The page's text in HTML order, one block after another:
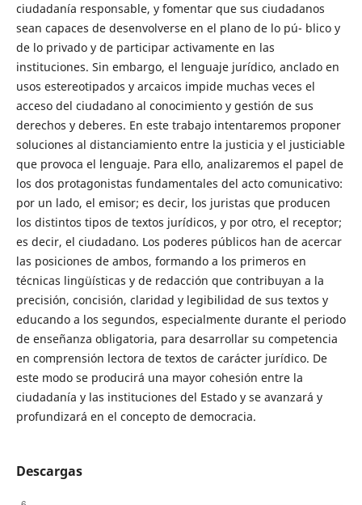
ciudadanía responsable, y fomentar que sus ciudadanos
sean capaces de desenvolverse en el plano de lo pú- blico y
de lo privado y de participar activamente en las
instituciones. Sin embargo, el lenguaje jurídico, anclado en
usos estereotipados y arcaicos impide muchas veces el
acceso del ciudadano al conocimiento y gestión de sus
derechos y deberes. En este trabajo intentaremos proponer
soluciones al distanciamiento entre la justicia y el justiciable
que provoca el lenguaje. Para ello, analizaremos el papel de
los dos protagonistas fundamentales del acto comunicativo:
por un lado, el emisor; es decir, los juristas que producen
los distintos tipos de textos jurídicos, y por otro, el receptor;
es decir, el ciudadano. Los poderes públicos han de acercar
las posiciones de ambos, formando a los primeros en
técnicas lingüísticas y de redacción que contribuyan a la
precisión, concisión, claridad y legibilidad de sus textos y
educando a los segundos, especialmente durante el periodo
de enseñanza obligatoria, para desarrollar su competencia
en comprensión lectora de textos de carácter jurídico. De
este modo se producirá una mayor cohesión entre la
ciudadanía y las instituciones del Estado y se avanzará y
profundizará en el concepto de democracia.
Descargas